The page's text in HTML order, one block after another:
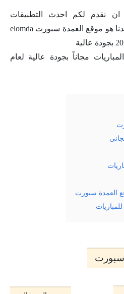
ان نقدم لكم احدث التطبيقات
والالعاب بشكل حصري وجديدنا هو موقع العمدة سبورت elomda
مجاناً بجودة عالية لعام
العمدة سبورت
سبورت